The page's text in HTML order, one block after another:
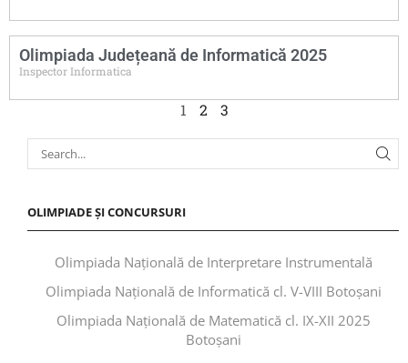
Olimpiada Județeană de Informatică 2025
Inspector Informatica
1 2 3
OLIMPIADE ȘI CONCURSURI
Olimpiada Națională de Interpretare Instrumentală
Olimpiada Națională de Informatică cl. V-VIII Botoșani
Olimpiada Națională de Matematică cl. IX-XII 2025
Botoșani